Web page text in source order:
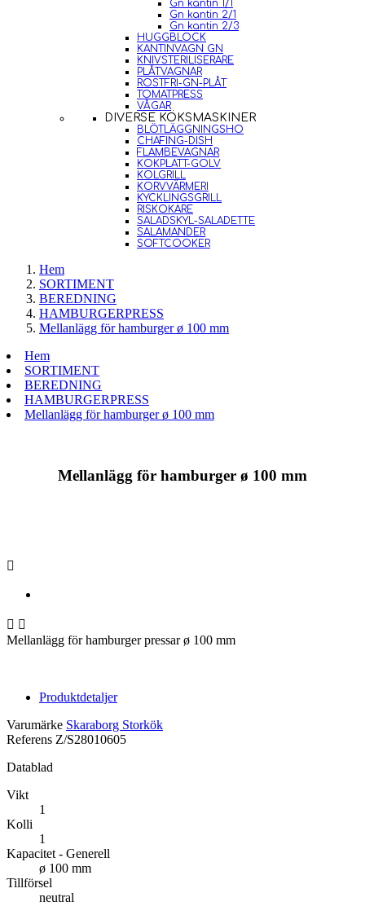
Gn kantin 1/1
Gn kantin 2/1
Gn kantin 2/3
HUGGBLOCK
KANTINVAGN GN
KNIVSTERILISERARE
PLÅTVAGNAR
ROSTFRI-GN-PLÅT
TOMATPRESS
VÅGAR
DIVERSE KÖKSMASKINER
BLÖTLÄGGNINGSHO
CHAFING-DISH
FLAMBEVAGNAR
KOKPLATT-GOLV
KOLGRILL
KORVVÄRMERI
KYCKLINGSGRILL
RISKOKARE
SALADSKYL-SALADETTE
SALAMANDER
SOFTCOOKER
Hem
SORTIMENT
BEREDNING
HAMBURGERPRESS
Mellanlägg för hamburger ø 100 mm
Hem
SORTIMENT
BEREDNING
HAMBURGERPRESS
Mellanlägg för hamburger ø 100 mm
Mellanlägg för hamburger ø 100 mm

 
Mellanlägg för hamburger pressar ø 100 mm
Produktdetaljer
Varumärke Skaraborg Storkök
Referens Z/S28010605
Datablad
Vikt
1
Kolli
1
Kapacitet - Generell
ø 100 mm
Tillförsel
neutral